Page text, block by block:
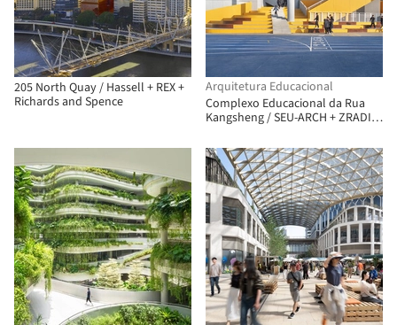
205 North Quay / Hassell + REX +
Richards and Spence
Arquitetura Educacional
Complexo Educacional da Rua
Kangsheng / SEU-ARCH + ZRADI +